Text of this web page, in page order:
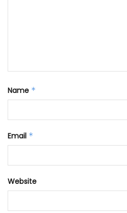
Name *
Email *
Website